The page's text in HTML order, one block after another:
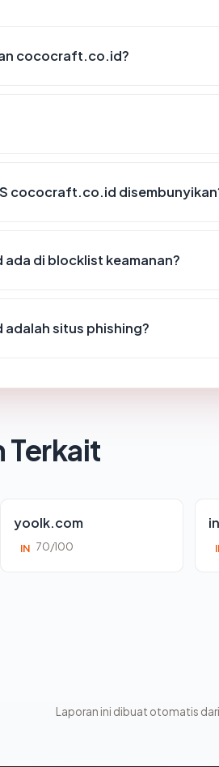
cococraft.co.id?
cococraft.co.id
di blocklist keamanan?
situs phishing?
Terkait
yoolk.com
IN 70/100
Laporan ini dibuat otomatis